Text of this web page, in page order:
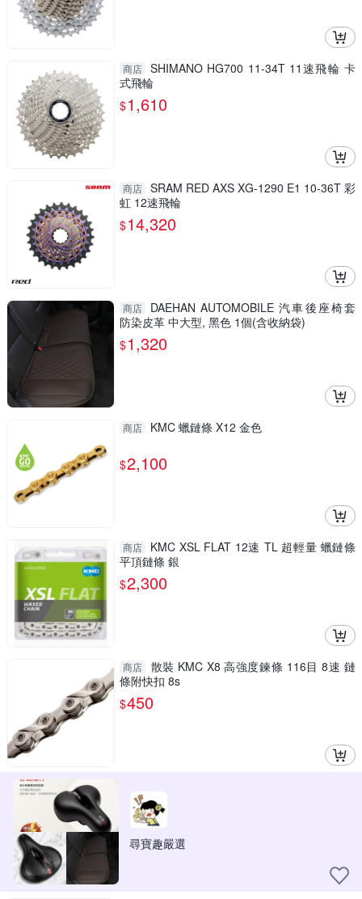
商店 SHIMANO HG700 11-34T 11速飛輪 卡
式飛輪
$1,610
商店 SRAM RED AXS XG-1290 E1 10-36T 彩
虹 12速飛輪
$14,320
商店
DAEHAN AUTOMOBILE 汽車後座椅套
防染皮革 中大型, 黑色 1個(含收納袋)
$1,320
商店 KMC 蠟鏈條 X12 金色
$2,100
商店
KMC XSL FLAT 12速 TL 超輕量 蠟鏈條
平頂鏈條 銀
$2,300
商店
散裝 KMC X8 高強度鍊條 116目 8速 鏈
條附快扣 8s
$450
尋寶趣嚴選